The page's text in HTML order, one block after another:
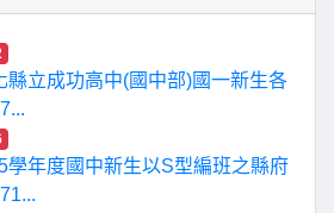
縣立成功高中(國中部)國一新生各
學年度國中新生以S型編班之縣府